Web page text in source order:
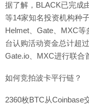
据了解，BLACK已完成
等14家知名投资机构种
Helmet、Gate、MXC
台认购活动资金总计超
Gate.io、MXC进行联合
如何竞拍波卡平行链？
2360枚BTC从Coinbase